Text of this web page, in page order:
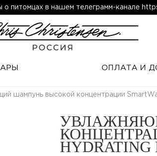
о питомцах в нашем телеграмм-канале
ОПЛАТА И
шампунь высокой концентрации
HYDRATING